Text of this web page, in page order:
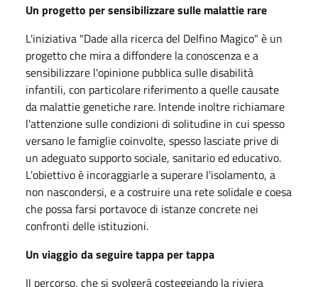
Un progetto per sensibilizzare sulle malattie rare
L'iniziativa "Dade alla ricerca del Delfino Magico" è un
progetto che mira a diffondere la conoscenza e a
sensibilizzare l'opinione pubblica sulle disabilità
infantili, con particolare riferimento a quelle causate
da malattie genetiche rare. Intende inoltre richiamare
l'attenzione sulle condizioni di solitudine in cui spesso
versano le famiglie coinvolte, spesso lasciate prive di
un adeguato supporto sociale, sanitario ed educativo.
L'obiettivo è incoraggiarle a superare l'isolamento, a
non nascondersi, e a costruire una rete solidale e coesa
che possa farsi portavoce di istanze concrete nei
confronti delle istituzioni.
Un viaggio da seguire tappa per tappa
Il percorso, che si svolgerà costeggiando la riviera